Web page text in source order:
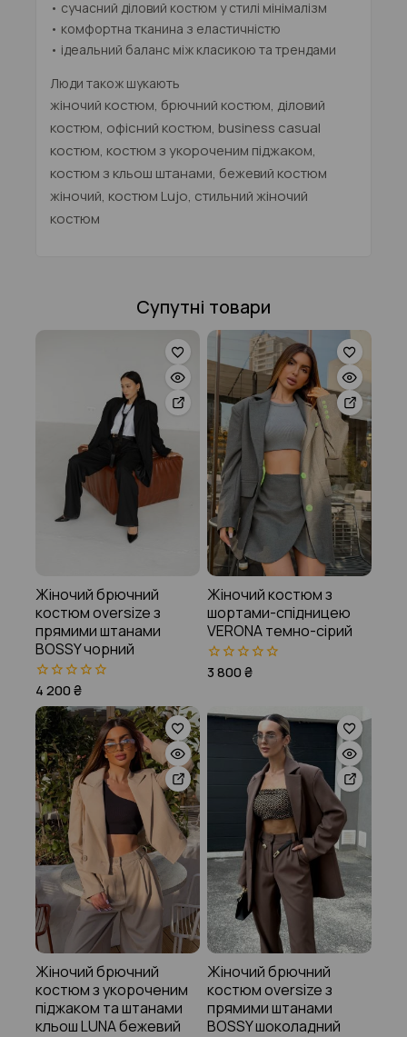
• сучасний діловий костюм у стилі мінімалізм
• комфортна тканина з еластичністю
• ідеальний баланс між класикою та трендами
Люди також шукають
жіночий костюм, брючний костюм, діловий
костюм, офісний костюм, business casual
костюм, костюм з укороченим піджаком,
костюм з кльош штанами, бежевий костюм
жіночий, костюм Lujo, стильний жіночий
костюм
Супутні товари
Жіночий брючний
костюм oversize з
прямими штанами
BOSSY чорний
0
з
5
4 200₴
Жіночий костюм з
шортами-спідницею
VERONA темно-сірий
0
3 800₴
Жіночий брючний
костюм з укороченим
піджаком та штанами
кльош LUNA бежевий
Жіночий брючний
костюм oversize з
прямими штанами
BOSSY шоколадний